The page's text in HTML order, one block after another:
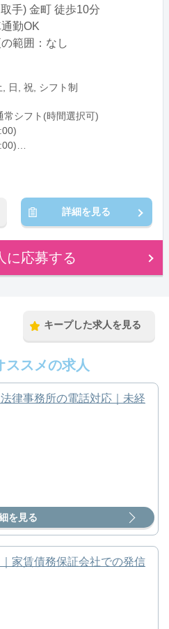
手) 金町 徒歩10分
勤OK
範囲：なし
日, 祝, シフト制
常シフト(時間選択可)
詳細を見る
に応募する
キープした求人を見る
ススメの求人
律事務所の電話対応｜未経
を見る
家賃債務保証会社での発信